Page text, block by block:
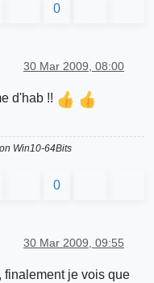
0
30 Mar 2009, 08:00
d'hab !!
Win10-64Bits
0
30 Mar 2009, 09:55
finalement je vois que